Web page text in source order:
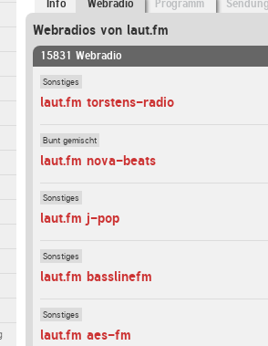
Info Webradio Programm
Webradios von laut.fm
15831 Webradio
Sonstiges
laut.fm torstens-radio
Bunt gemischt
laut.fm nova-beats
Sonstiges
laut.fm j-pop
Sonstiges
laut.fm basslinefm
Sonstiges
laut.fm aes-fm